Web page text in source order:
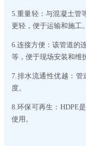
5.重量轻：与混凝土管
更轻，便于运输和施工。
6.连接方便：该管道的
等，便于现场安装和维
7.排水流通性优越：
度。
8.环保可再生：HDPE
使用。